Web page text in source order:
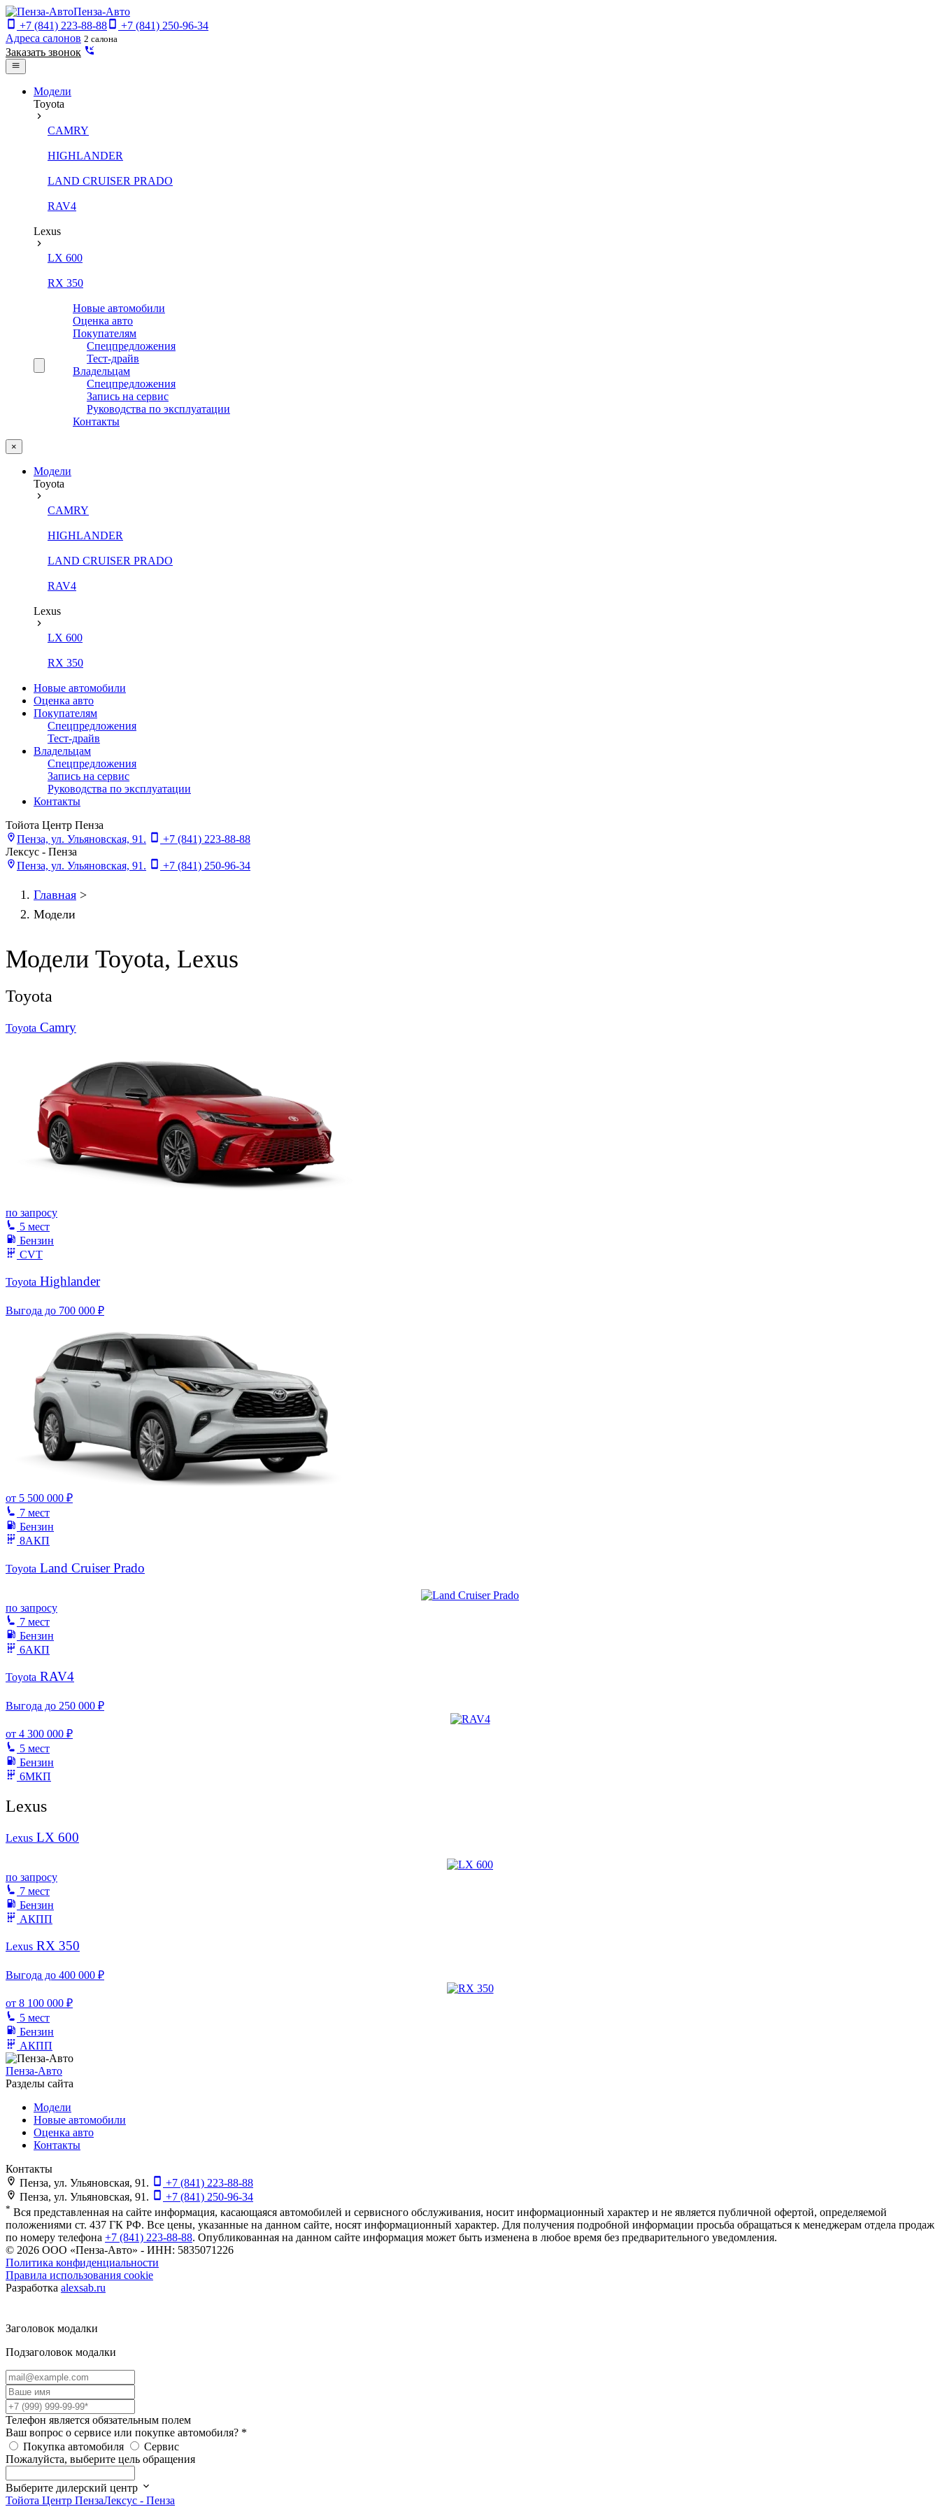
Пенза-Авто
+7 (841) 223-88-88
+7 (841) 250-96-34
Адреса салонов 2 салона
Заказать звонок
Модели
Toyota
CAMRY
HIGHLANDER
LAND CRUISER PRADO
RAV4
Lexus
LX 600
RX 350
Новые автомобили
Оценка авто
Покупателям
Спецпредложения
Тест-драйв
Владельцам
Спецпредложения
Запись на сервис
Руководства по эксплуатации
Контакты
×
Модели
Toyota
CAMRY
HIGHLANDER
LAND CRUISER PRADO
RAV4
Lexus
LX 600
RX 350
Новые автомобили
Оценка авто
Покупателям
Спецпредложения
Тест-драйв
Владельцам
Спецпредложения
Запись на сервис
Руководства по эксплуатации
Контакты
Тойота Центр Пенза
Пенза, ул. Ульяновская, 91.
+7 (841) 223-88-88
Лексус - Пенза
Пенза, ул. Ульяновская, 91.
+7 (841) 250-96-34
Главная >
Модели
Модели Toyota, Lexus
Toyota
Toyota Camry
по запросу
5 мест
Бензин
CVT
Toyota Highlander
Выгода до 700 000 ₽
от 5 500 000 ₽
7 мест
Бензин
8АКП
Toyota Land Cruiser Prado
по запросу
7 мест
Бензин
6АКП
Toyota RAV4
Выгода до 250 000 ₽
от 4 300 000 ₽
5 мест
Бензин
6МКП
Lexus
Lexus LX 600
по запросу
7 мест
Бензин
АКПП
Lexus RX 350
Выгода до 400 000 ₽
от 8 100 000 ₽
5 мест
Бензин
АКПП
Пенза-Авто
Разделы сайта
Модели
Новые автомобили
Оценка авто
Контакты
Контакты
Пенза, ул. Ульяновская, 91.
+7 (841) 223-88-88
Пенза, ул. Ульяновская, 91.
+7 (841) 250-96-34
* Вся представленная на сайте информация, касающаяся автомобилей и сервисного обслуживания, носит информационный характер и не является публичной офертой, определяемой
положениями ст. 437 ГК РФ. Все цены, указанные на данном сайте, носят информационный характер. Для получения подробной информации просьба обращаться к менеджерам отдела продаж
по номеру телефона +7 (841) 223-88-88. Опубликованная на данном сайте информация может быть изменена в любое время без предварительного уведомления.
© 2026 ООО «Пенза-Авто» - ИНН: 5835071226
Политика конфиденциальности
Правила использования cookie
Разработка alexsab.ru
Заголовок модалки
Подзаголовок модалки
Телефон является обязательным полем
Ваш вопрос о сервисе или покупке автомобиля? *
Покупка автомобиля
Сервис
Пожалуйста, выберите цель обращения
Выберите дилерский центр
Тойота Центр ПензаЛексус - Пенза